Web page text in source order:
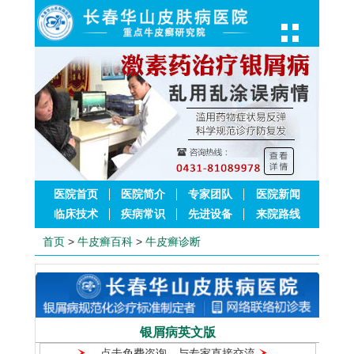
医院首页 医院简介 专家团队
医院新闻
临床技术
疾病常识 先进设备 来院路线
首页 > 牛皮癣百科 > 牛皮癣诊断
银屑病英文版